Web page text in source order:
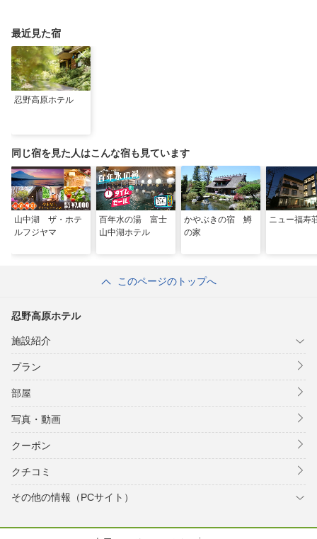
最近見た宿
忍野高原ホテル
同じ宿を見た人はこんな宿も見ています
山中湖 ザ・ホテ
ルフジヤマ
百年水の湯 富士
山中湖ホテル
かやぶきの宿 鱒
の家
ニュー福寿
このページのトップへ
忍野高原ホテル
施設紹介
プラン
部屋
写真・動画
クーポン
クチコミ
その他の情報（PCサイト）